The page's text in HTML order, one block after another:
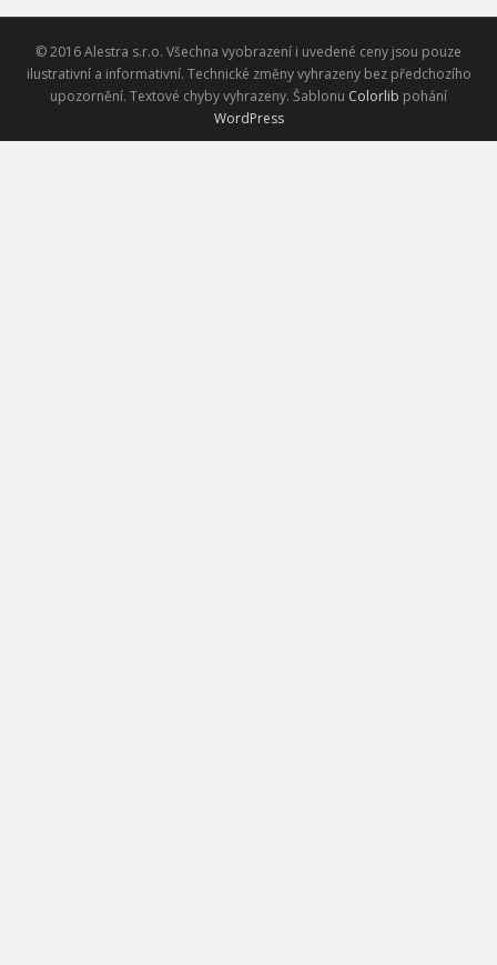
© 2016 Alestra s.r.o. Všechna vyobrazení i uvedené ceny jsou pouze
ilustrativní a informativní. Technické změny vyhrazeny bez předchozího
upozornění. Textové chyby vyhrazeny. Šablonu Colorlib pohání
WordPress